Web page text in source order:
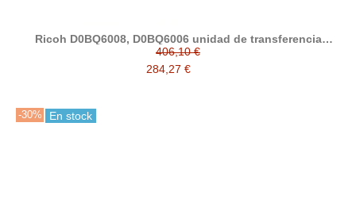
Ricoh D0BQ6008, D0BQ6006 unidad de transferencia
compatible
406,10 €
284,27 €
-30% En stock